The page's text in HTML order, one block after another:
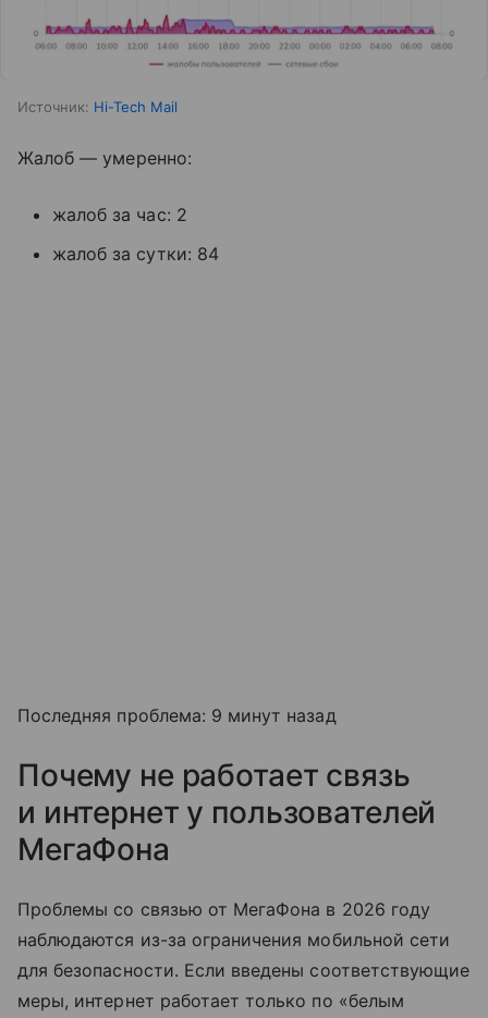
Источник: Hi-Tech Mail
Жалоб — умеренно:
жалоб за час: 2
жалоб за сутки: 84
Последняя проблема: 9 минут назад
Почему не работает связь
и интернет у пользователей
МегаФона
Проблемы со связью от МегаФона в 2026 году
наблюдаются из-за ограничения мобильной сети
для безопасности. Если введены соответствующие
меры, интернет работает только по «белым